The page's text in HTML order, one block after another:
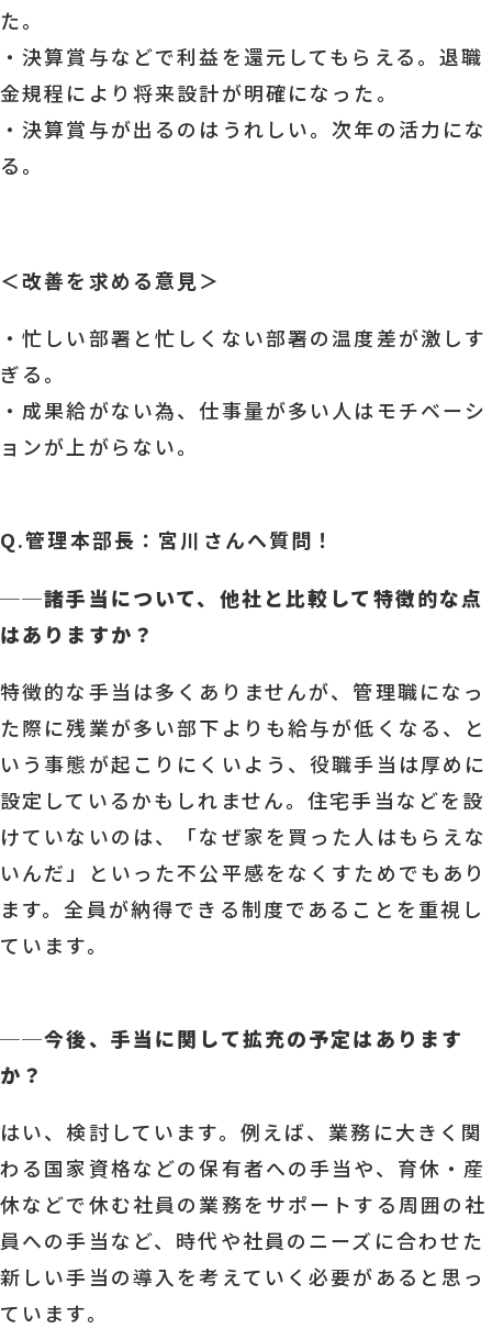
た。
・決算賞与などで利益を還元してもらえる。退職
金規程により将来設計が明確になった。
・決算賞与が出るのはうれしい。次年の活力にな
る。
＜改善を求める意見＞
・忙しい部署と忙しくない部署の温度差が激しす
ぎる。
・成果給がない為、仕事量が多い人はモチベーシ
ョンが上がらない。
Q.管理本部長：宮川さんへ質問！
──諸手当について、他社と比較して特徴的な点
はありますか？
特徴的な手当は多くありませんが、管理職になっ
た際に残業が多い部下よりも給与が低くなる、と
いう事態が起こりにくいよう、役職手当は厚めに
設定しているかもしれません。住宅手当などを設
けていないのは、「なぜ家を買った人はもらえな
いんだ」といった不公平感をなくすためでもあり
ます。全員が納得できる制度であることを重視し
ています。
──今後、手当に関して拡充の予定はあります
か？
はい、検討しています。例えば、業務に大きく関
わる国家資格などの保有者への手当や、育休・産
休などで休む社員の業務をサポートする周囲の社
員への手当など、時代や社員のニーズに合わせた
新しい手当の導入を考えていく必要があると思っ
ています。